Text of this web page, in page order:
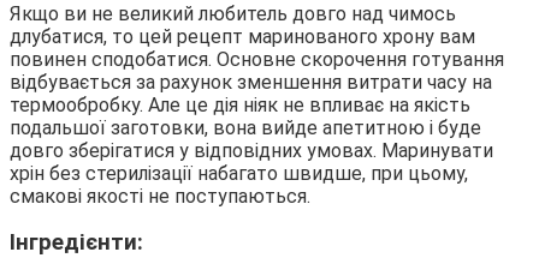
Якщо ви не великий любитель довго над чимось
длубатися, то цей рецепт маринованого хрону вам
повинен сподобатися. Основне скорочення готування
відбувається за рахунок зменшення витрати часу на
термообробку. Але це дія ніяк не впливає на якість
подальшої заготовки, вона вийде апетитною і буде
довго зберігатися у відповідних умовах. Маринувати
хрін без стерилізації набагато швидше, при цьому,
смакові якості не поступаються.
Інгредієнти: